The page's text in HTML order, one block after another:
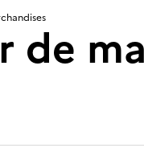
de